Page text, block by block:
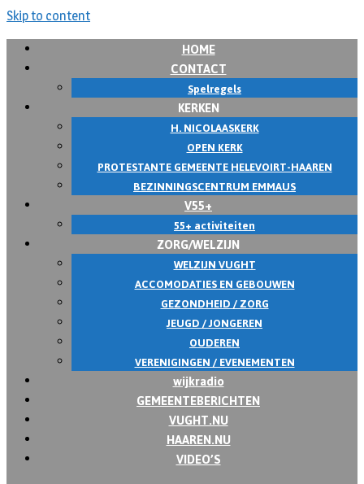
Skip to content
HOME
CONTACT
Spelregels
KERKEN
H. NICOLAASKERK
OPEN KERK
PROTESTANTE GEMEENTE HELEVOIRT-HAAREN
BEZINNINGSCENTRUM EMMAUS
V55+
55+ activiteiten
ZORG/WELZIJN
WELZIJN VUGHT
ACCOMODATIES EN GEBOUWEN
GEZONDHEID / ZORG
JEUGD / JONGEREN
OUDEREN
VERENIGINGEN / EVENEMENTEN
wijkradio
GEMEENTEBERICHTEN
VUGHT.NU
HAAREN.NU
VIDEO’S